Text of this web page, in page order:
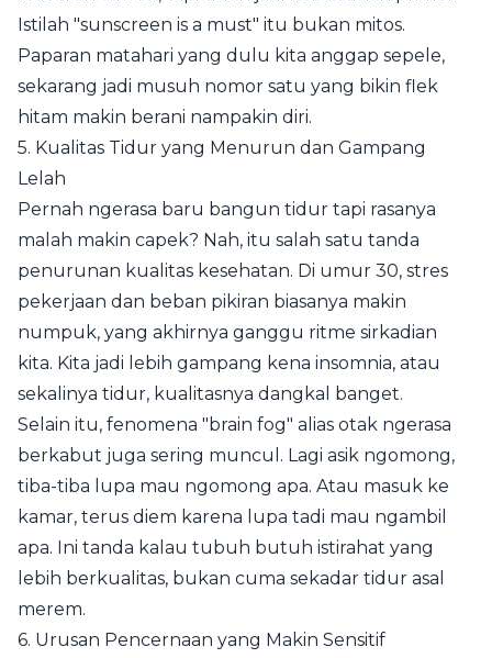
Istilah "sunscreen is a must" itu bukan mitos.
Paparan matahari yang dulu kita anggap sepele,
sekarang jadi musuh nomor satu yang bikin flek
hitam makin berani nampakin diri.
5. Kualitas Tidur yang Menurun dan Gampang
Lelah
Pernah ngerasa baru bangun tidur tapi rasanya
malah makin capek? Nah, itu salah satu tanda
penurunan kualitas kesehatan. Di umur 30, stres
pekerjaan dan beban pikiran biasanya makin
numpuk, yang akhirnya ganggu ritme sirkadian
kita. Kita jadi lebih gampang kena insomnia, atau
sekalinya tidur, kualitasnya dangkal banget.
Selain itu, fenomena "brain fog" alias otak ngerasa
berkabut juga sering muncul. Lagi asik ngomong,
tiba-tiba lupa mau ngomong apa. Atau masuk ke
kamar, terus diem karena lupa tadi mau ngambil
apa. Ini tanda kalau tubuh butuh istirahat yang
lebih berkualitas, bukan cuma sekadar tidur asal
merem.
6. Urusan Pencernaan yang Makin Sensitif